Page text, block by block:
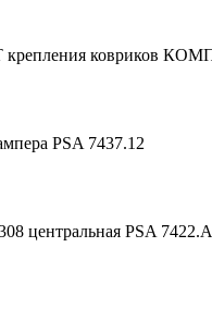
крепления ковриков
PSA 7437.12
центральная PSA